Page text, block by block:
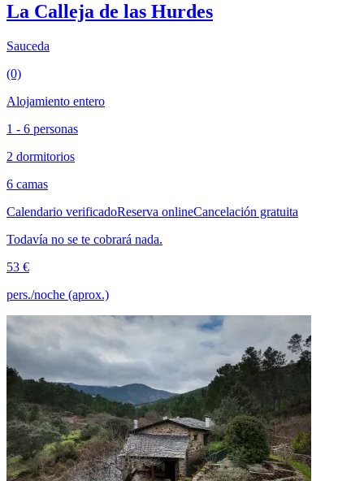
La Calleja de las Hurdes
Sauceda
(0)
Alojamiento entero
1 - 6 personas
2 dormitorios
6 camas
Calendario verificadoReserva onlineCancelación gratuita
Todavía no se te cobrará nada.
53 €
pers./noche (aprox.)